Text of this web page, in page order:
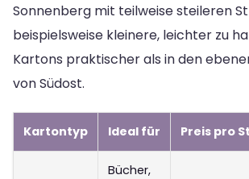
Sonnenberg mit teilweise steileren
beispielsweise kleinere, leichter zu
Kartons praktischer als in den
von Südost.
Kartontyp Ideal für Preis pro
Bücher,